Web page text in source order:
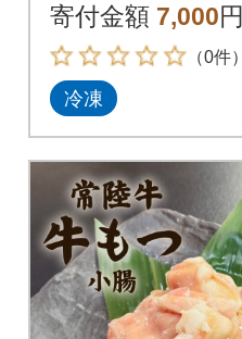
寄付金額 7,000円
（0件）
冷凍